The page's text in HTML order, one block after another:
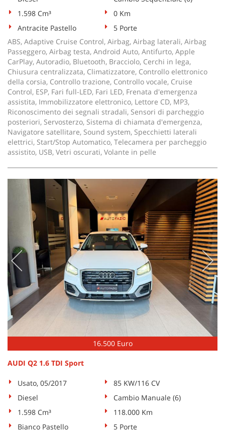
1.598 Cm³
0 Km
Antracite Pastello
5 Porte
ABS, Adaptive Cruise Control, Airbag, Airbag laterali, Airbag
Passeggero, Airbag testa, Android Auto, Antifurto, Apple
CarPlay, Autoradio, Bluetooth, Bracciolo, Cerchi in lega,
Chiusura centralizzata, Climatizzatore, Controllo elettronico
della corsia, Controllo trazione, Controllo vocale, Cruise
Control, ESP, Fari full-LED, Fari LED, Frenata d'emergenza
assistita, Immobilizzatore elettronico, Lettore CD, MP3,
Riconoscimento dei segnali stradali, Sensori di parcheggio
posteriori, Servosterzo, Sistema di chiamata d'emergenza,
Navigatore satellitare, Sound system, Specchietti laterali
elettrici, Start/Stop Automatico, Telecamera per parcheggio
assistito, USB, Vetri oscurati, Volante in pelle
16.500 Euro
AUDI Q2 1.6 TDI Sport
Usato, 05/2017
85 KW/116 CV
Diesel
Cambio Manuale (6)
1.598 Cm³
118.000 Km
Bianco Pastello
5 Porte